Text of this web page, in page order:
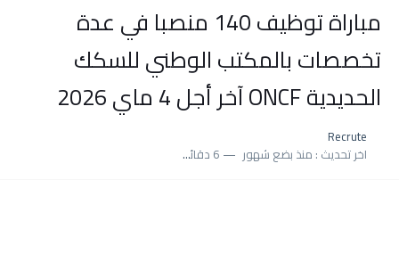
مباراة توظيف 140 منصبا في عدة
تخصصات بالمكتب الوطني للسكك
الحديدية ONCF آخر أجل 4 ماي 2026
Recrute
اخر تحديث : منذ بضع شهور 6 دقائق للقراءة